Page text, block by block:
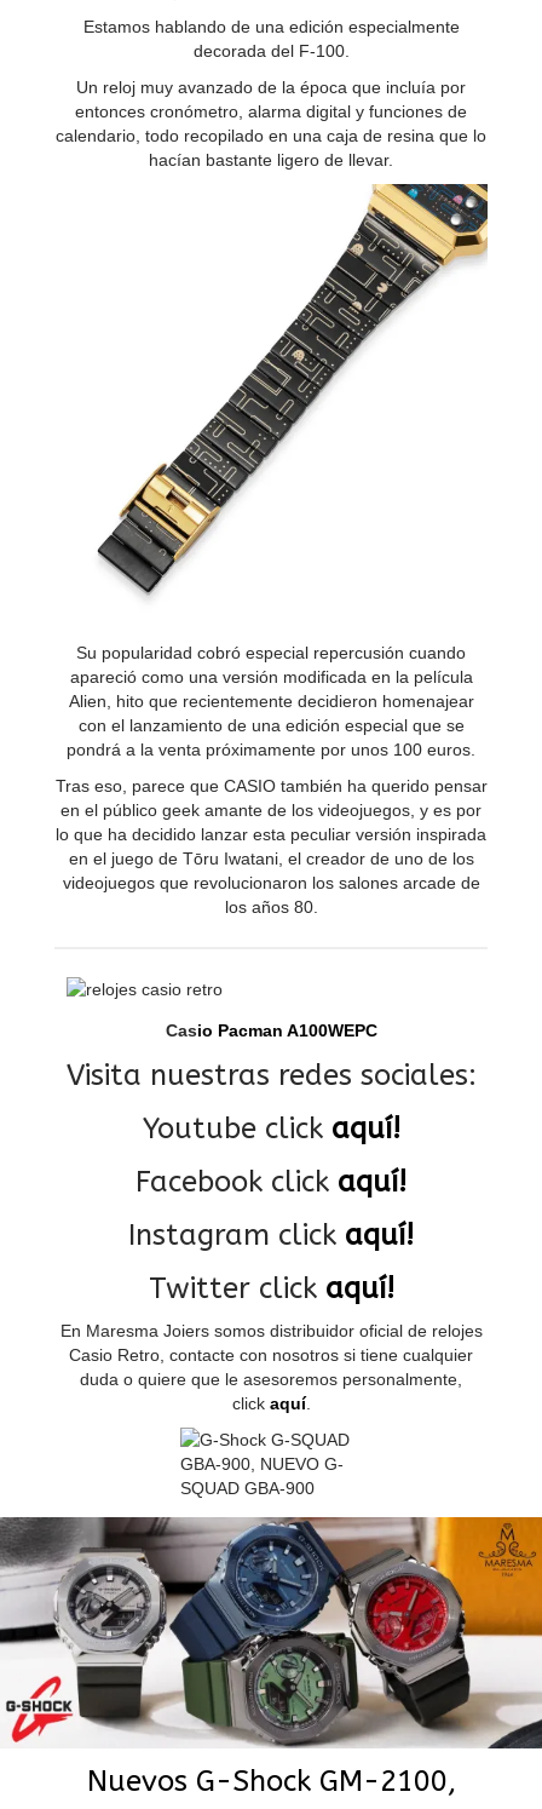
Estamos hablando de una edición especialmente
decorada del F-100.
Un reloj muy avanzado de la época que incluía por
entonces cronómetro, alarma digital y funciones de
calendario, todo recopilado en una caja de resina que lo
hacían bastante ligero de llevar.
Su popularidad cobró especial repercusión cuando
apareció como una versión modificada en la película
Alien, hito que recientemente decidieron homenajear
con el lanzamiento de una edición especial que se
pondrá a la venta próximamente por unos 100 euros.
Tras eso, parece que CASIO también ha querido pensar
en el público geek amante de los videojuegos, y es por
lo que ha decidido lanzar esta peculiar versión inspirada
en el juego de Tōru Iwatani, el creador de uno de los
videojuegos que revolucionaron los salones arcade de
los años 80.
Casio Pacman A100WEPC
Visita nuestras redes sociales:
Youtube click aquí!
Facebook click aquí!
Instagram click aquí!
Twitter click aquí!
En Maresma Joiers somos distribuidor oficial de relojes
Casio Retro, contacte con nosotros si tiene cualquier
duda o quiere que le asesoremos personalmente,
click aquí.
Nuevos G-Shock GM-2100,